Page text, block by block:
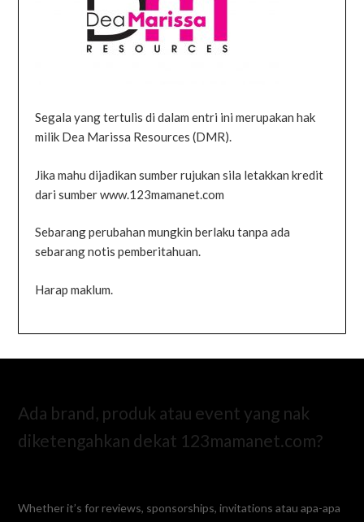
Segala yang tertulis di dalam entri ini merupakan hak
milik Dea Marissa Resources (DMR).
Jika mahu dijadikan sumber rujukan sila letakkan kredit
dari sumber www.123mamanet.com
Sebarang perubahan mungkin berlaku tanpa ada
sebarang notis pemberitahuan.
Harap maklum.
Ada brand, produk atau event yang nak
diketengahkan dekat 123mamanet.com?
Whether it’s for reviews, sponsorships, invitations atau apa-apa